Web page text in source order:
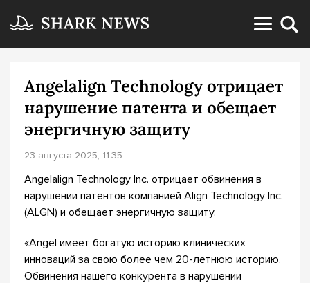
Angelalign Technology отрицает
нарушение патента и обещает
энергичную защиту
23 августа 2025, 11:35
Angelalign Technology Inc. отрицает обвинения в
нарушении патентов компанией Align Technology Inc.
(ALGN) и обещает энергичную защиту.
«Angel имеет богатую историю клинических
инноваций за свою более чем 20-летнюю историю.
Обвинения нашего конкурента в нарушении